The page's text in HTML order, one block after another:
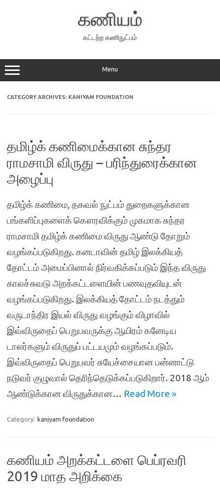
கணியம்
கட்டற்ற கணிநுட்பம்
Menu
CATEGORY ARCHIVES: KANIYAM FOUNDATION
தமிழ்க் கணிமைக்கான சுந்தர
ராமசாமி விருது – பரிந்துரைக்கான
அழைப்பு
தமிழ்க் கணிமை, தகவல் நுட்பம் துறைகளுக்கான
பங்களிப்புகளைக் கௌரவிக்கும் முகமாக சுந்தர
ராமசாமி தமிழ்க் கணிமை விருது ஆண்டு தோறும்
வழங்கப்படுகிறது. கனடாவின் தமிழ் இலக்கியத்
தோட்டம் அமைப்பினால் நிர்வகிக்கப்படும் இந்த விருது
காலச்சுவடு அறக்கட்டளையின் பணவுதவியுடன்
வழங்கப்படுகிறது. இலக்கியத் தோட்டம் நடத்தும்
வருடாந்திர இயல் விருது வழங்கும் விழாவில்
இவ்விருதைப் பெறுபவருக்கு ஆயிரம் கனேடிய
டாலர்களும் விருதுப் பட்டயமும் வழங்கப்படும்.
இவ்விருதைப் பெறுபவர் சுயேச்சையான பன்னாட்டு
நடுவர் குழுவால் தெரிந்தெடுக்கப்படுகிறார். 2018 ஆம்
ஆண்டுக்கான விருதுக்கான… Read More »
Category: kaniyam foundation
கணியம் அறக்கட்டளை பெப்ரவரி
2019 மாத அறிக்கை